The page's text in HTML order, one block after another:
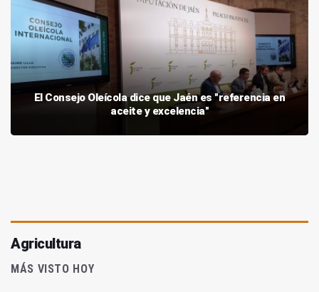
El Consejo Oleícola dice que Jaén es "referencia en
aceite y excelencia"
Agricultura
MÁS VISTO HOY